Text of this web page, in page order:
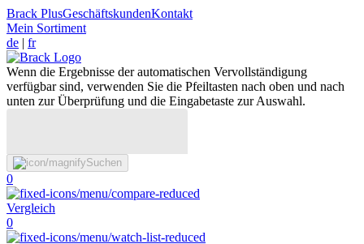
Brack PlusGeschäftskundenKontakt
Mein Sortiment
de | fr
Wenn die Ergebnisse der automatischen Vervollständigung
verfügbar sind, verwenden Sie die Pfeiltasten nach oben und nach
unten zur Überprüfung und die Eingabetaste zur Auswahl.
Suchen
0
Vergleich
0